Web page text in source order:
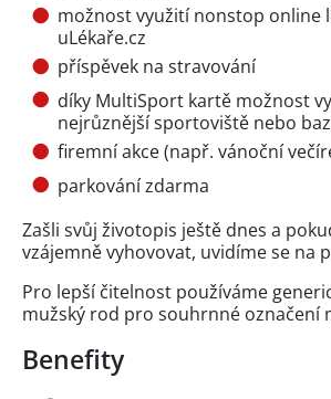
možnost využití nonstop online
uLékaře.cz
příspěvek na stravování
díky MultiSport kartě možnost
nejrůznější sportoviště nebo
firemní akce (např. vánoční
parkování zdarma
Zašli svůj životopis ještě dnes a
vzájemně vyhovovat, uvidíme se na
Pro lepší čitelnost používáme
mužský rod pro souhrnné označení
Benefity